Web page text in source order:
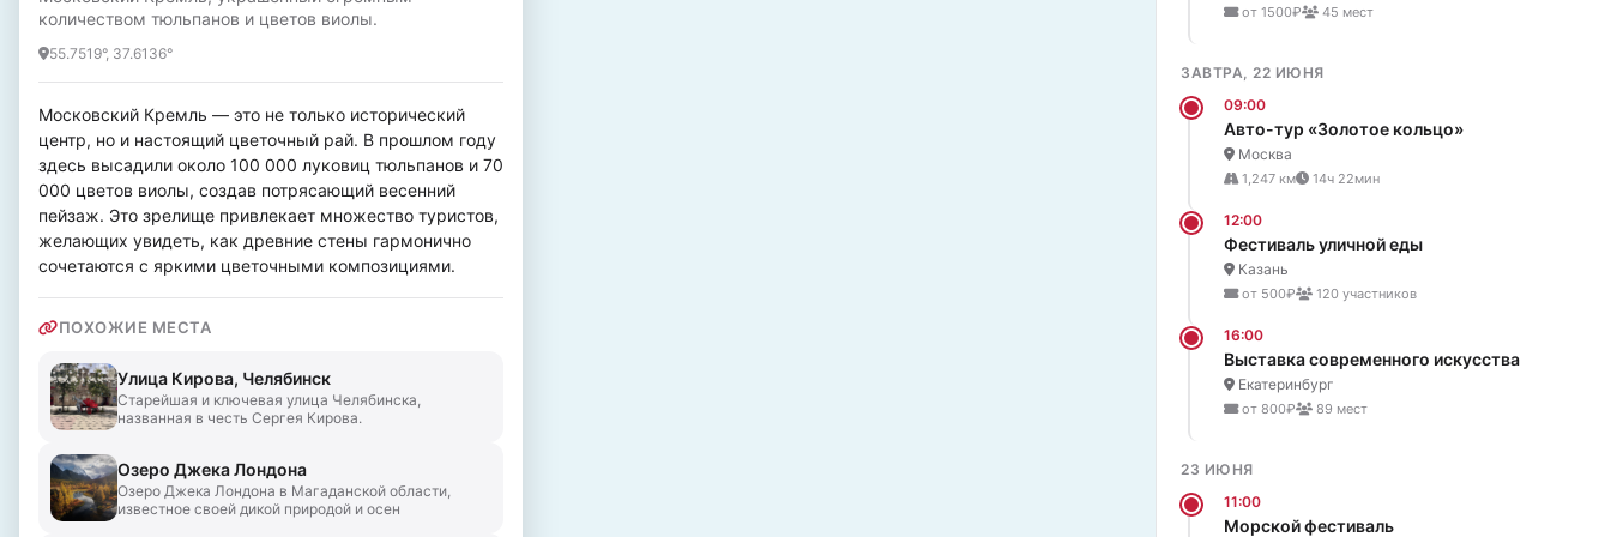
количеством тюльпанов и цветов виолы.
55.7519°, 37.6136°
Московский Кремль — это не только исторический
центр, но и настоящий цветочный рай. В прошлом году
здесь высадили около 100 000 луковиц тюльпанов и 70
000 цветов виолы, создав потрясающий весенний
пейзаж. Это зрелище привлекает множество туристов,
желающих увидеть, как древние стены гармонично
сочетаются с яркими цветочными композициями.
ПОХОЖИЕ МЕСТА
Улица Кирова, Челябинск
Старейшая и ключевая улица Челябинска,
названная в честь Сергея Кирова.
Озеро Джека Лондона
Озеро Джека Лондона в Магаданской области,
известное своей дикой природой и осен
от 1500₽ 45 мест
ЗАВТРА, 22 ИЮНЯ
09:00
Авто-тур «Золотое кольцо»
Москва
1,247 км 14ч 22мин
12:00
Фестиваль уличной еды
Казань
от 500₽ 120 участников
16:00
Выставка современного искусства
Екатеринбург
от 800₽ 89 мест
23 ИЮНЯ
11:00
Морской фестиваль